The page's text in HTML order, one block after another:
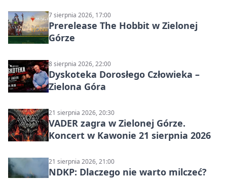
7 sierpnia 2026, 17:00
Prerelease The Hobbit w Zielonej
Górze
8 sierpnia 2026, 22:00
Dyskoteka Dorosłego Człowieka –
Zielona Góra
21 sierpnia 2026, 20:30
VADER zagra w Zielonej Górze.
Koncert w Kawonie 21 sierpnia 2026
21 sierpnia 2026, 21:00
NDKP: Dlaczego nie warto milczeć?